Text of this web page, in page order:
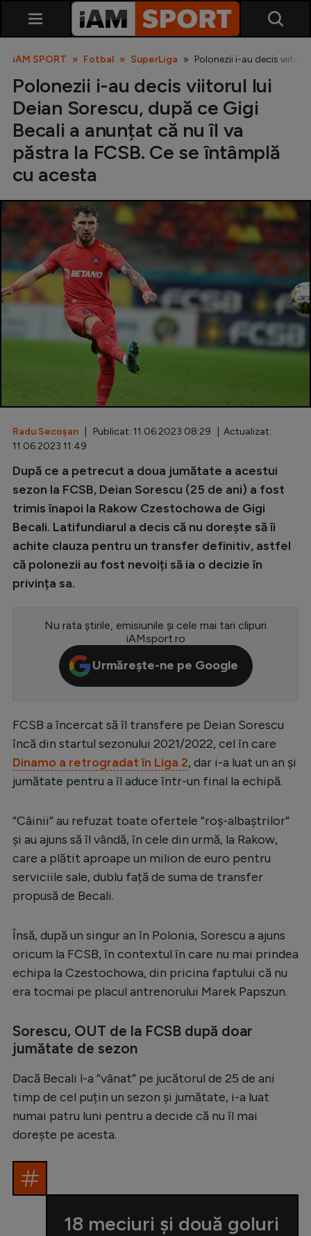
SuperLiga
Liga 2
Cupa României
Echipa Națională
U21
Fotbal feminin
Special
Diverse
Inedit
Champions League
Europa League
Conference League
CM 2026
Bundesliga
Campionate
Starurile fotbalului
EURO 2024
Clasamente
Tenis
Natație
Formula 1
Gimnastică
Auto
Rugby
Ciclism
Alte sporturi
JO 2024
iAM SPORT Fotbal SuperLiga Polonezii i-au decis
Polonezii i-au decis viitorul lui
Deian Sorescu, după ce Gigi
Becali a anunțat că nu îl va
păstra la FCSB. Ce se întâmplă
cu acesta
Radu Secoșan | Publicat: 11.06.2023 08:29 | Actualizat:
11.06.2023 11:49
După ce a petrecut a doua jumătate a acestui
sezon la FCSB, Deian Sorescu (25 de ani) a fost
trimis înapoi la Rakow Czestochowa de Gigi
Becali. Latifundiarul a decis că nu dorește să îi
achite clauza pentru un transfer definitiv, astfel
că polonezii au fost nevoiți să ia o decizie în
privința sa.
Nu rata știrile, emisiunile și cele mai tari clipuri
iAMsport.ro
Urmărește-ne pe Google
FCSB a încercat să îl transfere pe Deian Sorescu
încă din startul sezonului 2021/2022, cel în care
Dinamo a retrogradat în Liga 2, dar i-a luat un an și
jumătate pentru a îl aduce într-un final la echipă.
”Câinii” au refuzat toate ofertele ”roș-albaștrilor”
și au ajuns să îl vândă, în cele din urmă, la Rakow,
care a plătit aproape un milion de euro pentru
serviciile sale, dublu față de suma de transfer
propusă de Becali.
Însă, după un singur an în Polonia, Sorescu a ajuns
oricum la FCSB, în contextul în care nu mai prindea
echipa la Czestochowa, din pricina faptului că nu
era tocmai pe placul antrenorului Marek Papszun.
Sorescu, OUT de la FCSB după doar
jumătate de sezon
Dacă Becali l-a ”vânat” pe jucătorul de 25 de ani
timp de cel puțin un sezon și jumătate, i-a luat
numai patru luni pentru a decide că nu îl mai
dorește pe acesta.
18 meciuri și două goluri